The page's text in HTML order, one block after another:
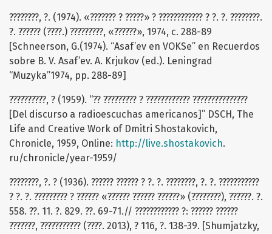
????????, ?. (1974). «??????? ? ?????» ? ???????????? ? ?. ?. ????????.
?. ?????? (????.) ?????????, «??????», 1974, c. 288-89
[Schneerson, G.(1974). “Asaf’ev en VOKSe” en Recuerdos
sobre B. V. Asaf’ev. A. Krjukov (ed.). Leningrad
“Muzyka”1974, pp. 288-89]
??????????, ? (1959). “?? ????????? ? ???????????? ???????????????
[Del discurso a radioescuchas americanos]” DSCH, The
Life and Creative Work of Dmitri Shostakovich,
Chronicle, 1959, Online: http://live.shostakovich.
ru/chronicle/year-1959/
????????, ?. ? (1936). ?????? ?????? ? ?. ?. ????????, ?. ?. ???????????
? ?. ?. ????????? ? ?????? «?????? ?????? ??????» (????????), ??????. ?.
558. ??. 11. ?. 829. ??. 69-71.// ???????????? ?: ?????? ??????
???????, ??????????? (????. 2013), ? 116, ?. 138-39. [Shumjatzky,